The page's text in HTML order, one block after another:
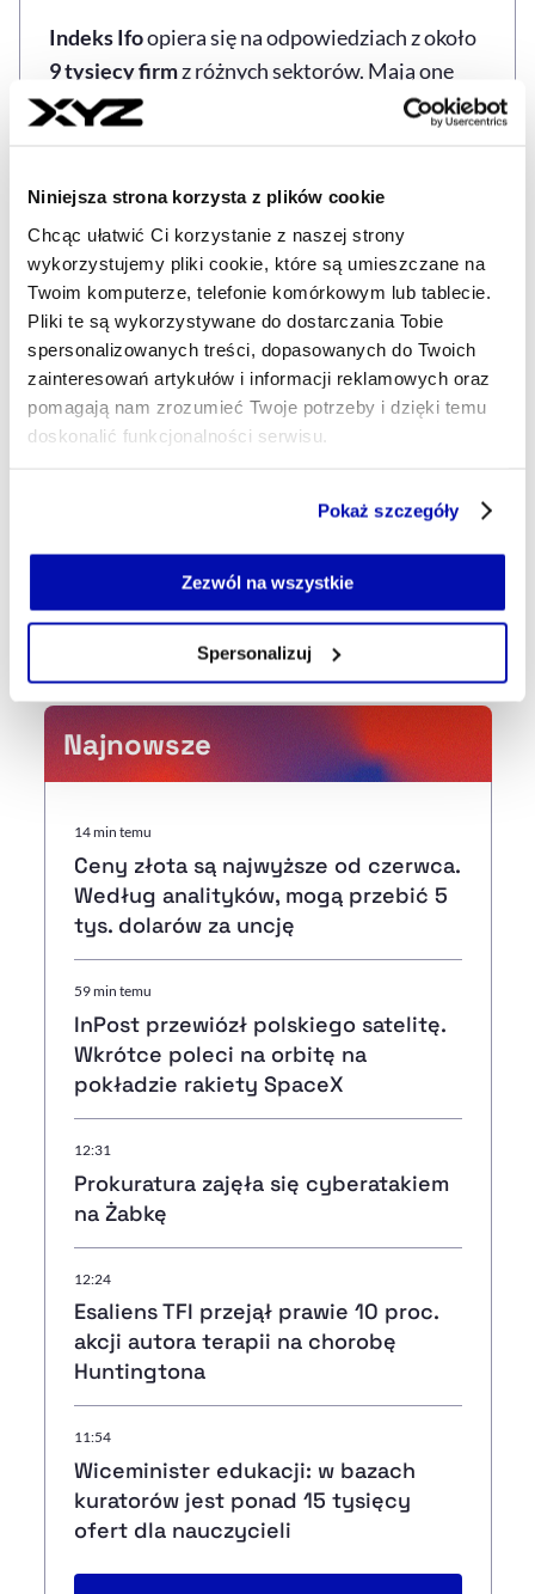
Niniejsza strona korzysta z plików cookie
Chcąc ułatwić Ci korzystanie z naszej strony
wykorzystujemy pliki cookie, które są umieszczane na
Twoim komputerze, telefonie komórkowym lub tablecie.
Pliki te są wykorzystywane do dostarczania Tobie
spersonalizowanych treści, dopasowanych do Twoich
zainteresowań artykułów i informacji reklamowych oraz
pomagają nam zrozumieć Twoje potrzeby i dzięki temu
doskonalić funkcjonalności serwisu.
Jeżeli nie wyrażasz zgody na zapisywanie plików cookie,
możesz łatwo zarządzać swoimi uprawnieniami, np. we
własnej przeglądarce internetowej lub po wybraniu opcji
naszej
Polityce Prywatności
Pokaż szczegóły
Zezwól na wszystkie
Spersonalizuj
Indeks Ifoopiera się na odpowiedziach z około
9 tysięcy firmz różnych sektorów. Mają one
ocenićbieżącą sytuację gospodarczą
i opisać
średniej z2015 roku.
Niemcy planują zakupy zbrojeniowe za 83
mld euro
Najnowsze
14 min temu
Ceny złota są najwyższe od czerwca.
Według analityków, mogą przebić 5
tys. dolarów za uncję
59 min temu
InPost przewiózł polskiego satelitę.
Wkrótce poleci na orbitę na
pokładzie rakiety SpaceX
12:31
Prokuratura zajęła się cyberatakiem
na Żabkę
12:24
Esaliens TFI przejął prawie 10 proc.
akcji autora terapii na chorobę
Huntingtona
11:54
Wiceminister edukacji: w bazach
kuratorów jest ponad 15 tysięcy
ofert dla nauczycieli
NIEMCY CLEMENS FUEST FRIEDRICH MERZ
Udostępnij na LinkedIn
Udostępnij na Twitterze
Udostępnij na
Udostępnij
Strona główna Na żywo
Szef Instytutu Badań